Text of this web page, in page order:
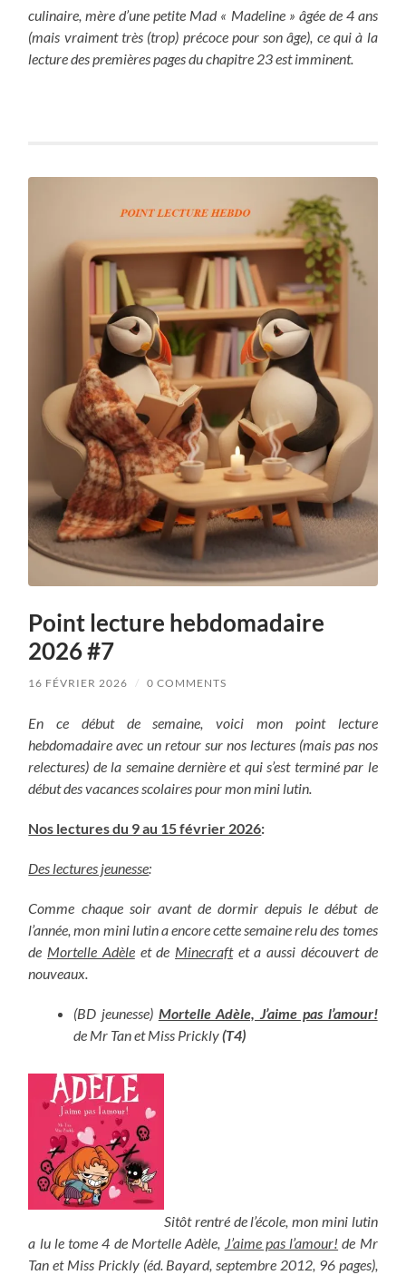
culinaire, mère d’une petite Mad « Madeline » âgée de 4 ans
(mais vraiment très (trop) précoce pour son âge), ce qui à la
lecture des premières pages du chapitre 23 est imminent.
Point lecture hebdomadaire
2026 #7
16 FÉVRIER 2026 / 0 COMMENTS
En ce début de semaine, voici mon point lecture
hebdomadaire avec un retour sur nos lectures (mais pas nos
relectures) de la semaine dernière et qui s’est terminé par le
début des vacances scolaires pour mon mini lutin.
Nos lectures du 9 au 15 février 2026:
Des lectures jeunesse:
Comme chaque soir avant de dormir depuis le début de
l’année, mon mini lutin a encore cette semaine relu des tomes
de Mortelle Adèleet de Minecraftet a aussi découvert de
nouveaux.
(BD jeunesse) Mortelle Adèle, J’aime pas l’amour!
de Mr Tan et Miss Prickly(T4)
Sitôt rentré de l’école, mon mini lutin
a lu le tome 4 de Mortelle Adèle, J’aime pas l’amour! de Mr
Tan et Miss Prickly (éd. Bayard, septembre 2012, 96 pages),